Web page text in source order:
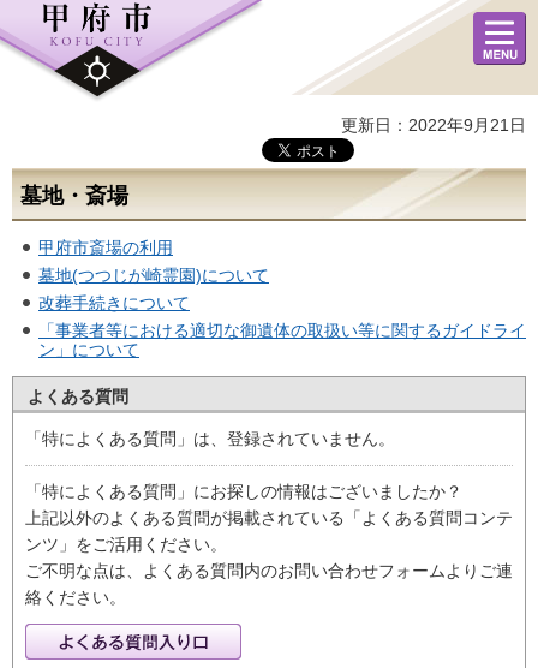
メニュ
ー
更新日：2022年9月21日
墓地・斎場
甲府市斎場の利用
墓地(つつじが崎霊園)について
改葬手続きについて
「事業者等における適切な御遺体の取扱い等に関するガイドライ
ン」について
よくある質問
「特によくある質問」は、登録されていません。
「特によくある質問」にお探しの情報はございましたか？
上記以外のよくある質問が掲載されている「よくある質問コンテ
ンツ」をご活用ください。
ご不明な点は、よくある質問内のお問い合わせフォームよりご連
絡ください。